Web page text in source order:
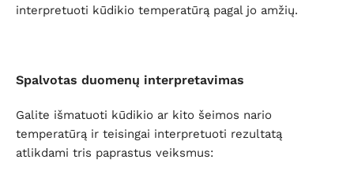
interpretuoti kūdikio temperatūrą pagal jo amžių.
Spalvotas duomenų interpretavimas
Galite išmatuoti kūdikio ar kito šeimos nario
temperatūrą ir teisingai interpretuoti rezultatą
atlikdami tris paprastus veiksmus: